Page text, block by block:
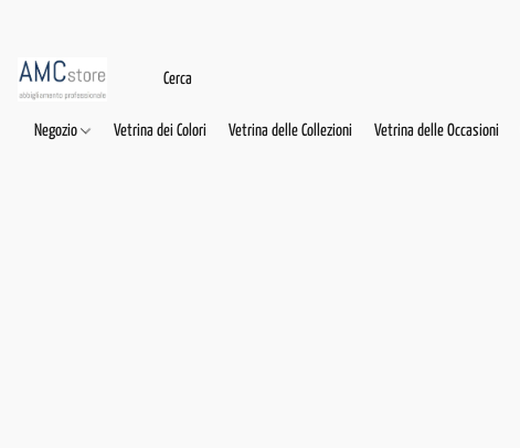
Negozio Vetrina dei Colori Vetrina delle Collezioni Vetrina delle Occasioni